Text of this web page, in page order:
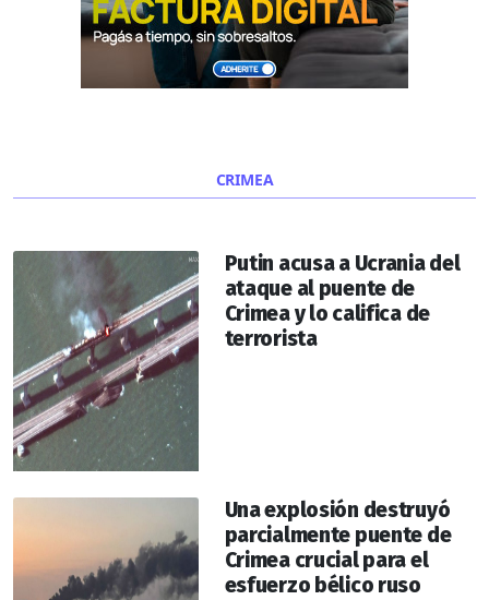
CRIMEA
Putin acusa a Ucrania del
ataque al puente de
Crimea y lo califica de
terrorista
Una explosión destruyó
parcialmente puente de
Crimea crucial para el
esfuerzo bélico ruso